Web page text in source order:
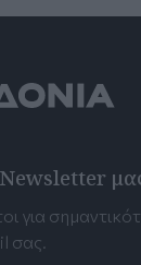
για
σας.